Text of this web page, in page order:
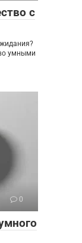
с
умными
0